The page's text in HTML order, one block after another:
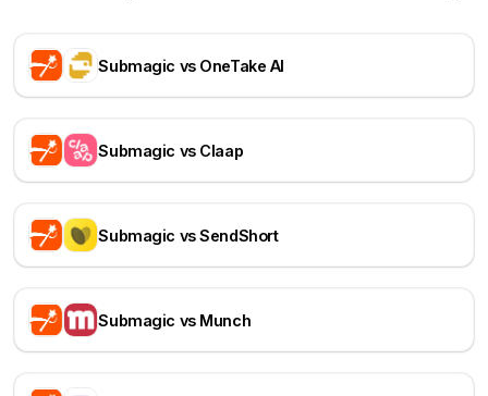
Submagic vs OneTake AI
Submagic vs Claap
Submagic vs SendShort
Submagic vs Munch